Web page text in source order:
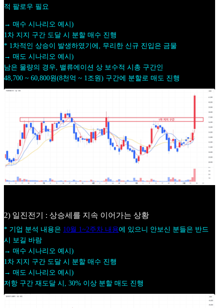
적 팔로우 필요
→ 매수 시나리오 예시)
1차 지지 구간 도달 시 분할 매수 진행
* 1차적인 상승이 발생하였기에, 무리한 신규 진입은 금물
→ 매도 시나리오 예시)
남은 물량의 경우, 밸류에이션 상 보수적 시총 구간인
48,700 ~ 60,800원(8천억 ~ 1조원) 구간에 분할로 매도 진행
2) 일진전기 : 상승세를 지속 이어가는 상황
* 기업 분석 내용은 10월 1~2주차 내용에 있으니 안보신 분들은 반드
시 보길 바람
→ 매수 시나리오 예시)
1차 지지 구간 도달 시 분할 매수 진행
→ 매도 시나리오 예시)
저항 구간 재도달 시, 30% 이상 분할 매도 진행